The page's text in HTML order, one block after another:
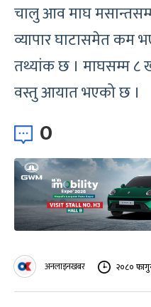
चालु आव माघ
व्यापार घाटासमेत कम
तथ्यांक छ । माघसम्म ८
वस्तु आयात भएको छ ।
0
अनलाइनखबर २०८०